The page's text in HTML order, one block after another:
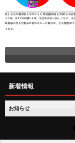
新着情報
お知らせ